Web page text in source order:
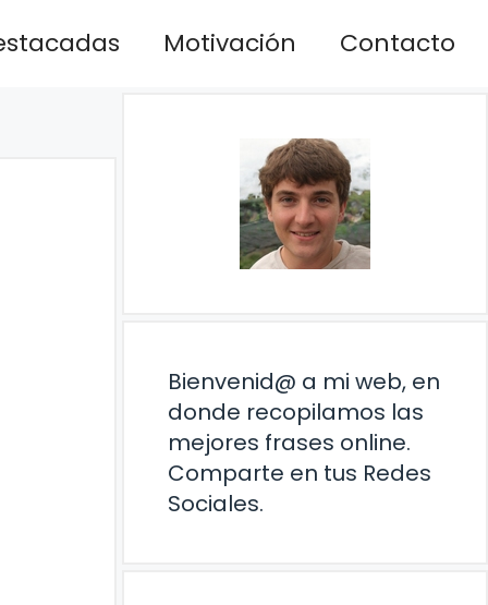
Motivación Contacto
Bienvenid@ a mi web, en
donde recopilamos las
mejores frases online.
Comparte en tus Redes
Sociales.